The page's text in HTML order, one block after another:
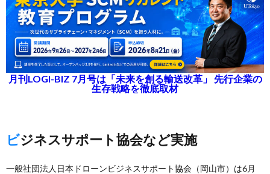
月刊LOGI-BIZ 7月号は「未来を創る輸送改革」 先行企業の
生存戦略を徹底取材
ビジネスサポート協会など実施
一般社団法人日本ドローンビジネスサポート協会（岡山市）は6月